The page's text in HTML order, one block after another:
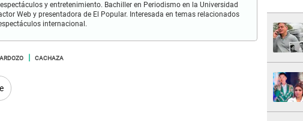
y entretenimiento. Bachiller en Periodismo en la Universidad
Web y presentadora de El Popular. Interesada en temas relacionados
internacional.
CACHAZA